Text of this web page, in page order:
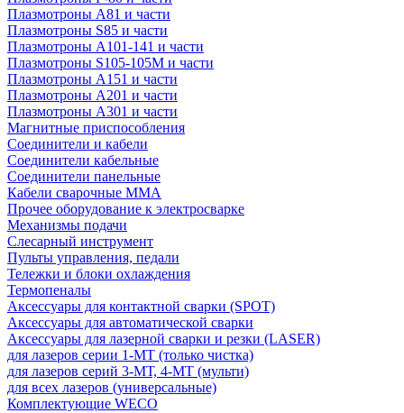
Плазмотроны A81 и части
Плазмотроны S85 и части
Плазмотроны A101-141 и части
Плазмотроны S105-105M и части
Плазмотроны А151 и части
Плазмотроны А201 и части
Плазмотроны А301 и части
Магнитные приспособления
Соединители и кабели
Соединители кабельные
Соединители панельные
Кабели сварочные ММА
Прочее оборудование к электросварке
Механизмы подачи
Слесарный инструмент
Пульты управления, педали
Тележки и блоки охлаждения
Термопеналы
Аксессуары для контактной сварки (SPOT)
Аксессуары для автоматической сварки
Аксессуары для лазерной сварки и резки (LASER)
для лазеров серии 1-МТ (только чистка)
для лазеров серий 3-МТ, 4-МТ (мульти)
для всех лазеров (универсальные)
Комплектующие WECO